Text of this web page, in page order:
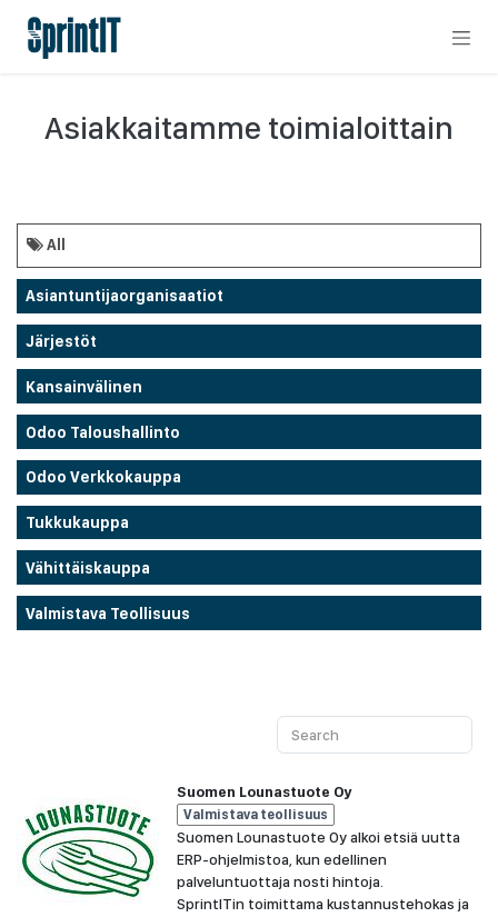
Asiakkaitamme toimialoittain
All
Asiantuntijaorganisaatiot
Järjestöt
Kansainvälinen
Odoo Taloushallinto
Odoo Verkkokauppa
Tukkukauppa
Vähittäiskauppa
Valmistava Teollisuus
Suomen Lounastuote Oy
Valmistava teollisuus
Suomen Lounastuote Oy alkoi etsiä uutta
ERP-ohjelmistoa, kun edellinen
palveluntuottaja nosti hintoja.
SprintITin toimittama kustannustehokas ja